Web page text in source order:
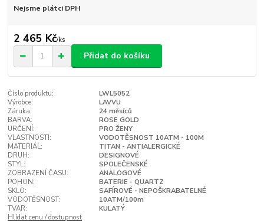
Nejsme plátci DPH
2 465 Kč/ks
Přidat do košíku
Číslo produktu:
LWL5052
Výrobce:
LAVVU
Záruka:
24 měsíců
BARVA:
ROSE GOLD
URČENÍ:
PRO ŽENY
VLASTNOSTI:
VODOTĚSNOST 10ATM - 100M
MATERIÁL:
TITAN - ANTIALERGICKÉ
DRUH:
DESIGNOVÉ
STYL:
SPOLEČENSKÉ
ZOBRAZENÍ ČASU:
ANALOGOVÉ
POHON:
BATERIE - QUARTZ
SKLO:
SAFÍROVÉ - NEPOŠKRABATELNÉ
VODOTĚSNOST:
10ATM/100m
TVAR:
KULATÝ
Hlídat cenu / dostupnost